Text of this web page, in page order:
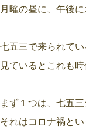
月曜の昼に、午後に
七五三で来られてい
見ているとこれも
まず１つは、七五
それはコロナ禍と